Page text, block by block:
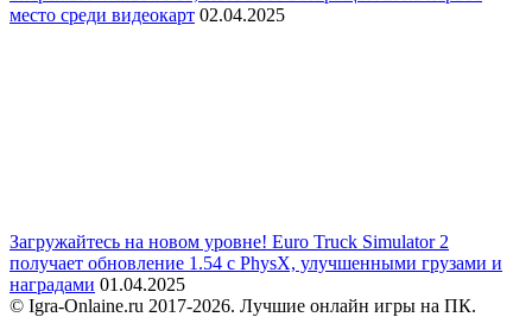
место среди видеокарт 02.04.2025
Загружайтесь на новом уровне! Euro Truck Simulator 2
получает обновление 1.54 с PhysX, улучшенными грузами и
наградами 01.04.2025
© Igra-Onlaine.ru 2017-2026. Лучшие онлайн игры на ПК.